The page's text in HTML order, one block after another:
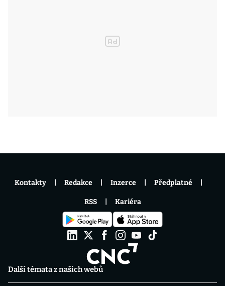
Další témata z našich webů
Kontakty Redakce Inzerce Předplatné
RSS Kariéra